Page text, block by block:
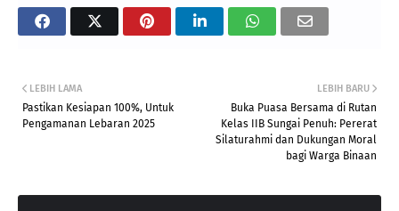
LEBIH BARU
Buka Puasa Bersama di Rutan
Kelas IIB Sungai Penuh: Pererat
Silaturahmi dan Dukungan Moral
bagi Warga Binaan
LEBIH LAMA
Pastikan Kesiapan 100%, Untuk
Pengamanan Lebaran 2025